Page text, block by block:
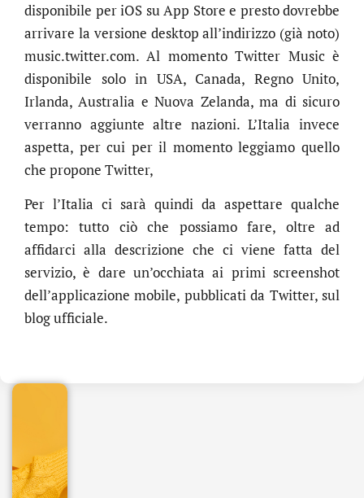
disponibile per iOS su App Store e presto dovrebbe
arrivare la versione desktop all’indirizzo (già noto)
music.twitter.com. Al momento Twitter Music è
disponibile solo in USA, Canada, Regno Unito,
Irlanda, Australia e Nuova Zelanda, ma di sicuro
verranno aggiunte altre nazioni. L’Italia invece
aspetta, per cui per il momento leggiamo quello
che propone Twitter,
Per l’Italia ci sarà quindi da aspettare qualche
tempo: tutto ciò che possiamo fare, oltre ad
affidarci alla descrizione che ci viene fatta del
servizio, è dare un’occhiata ai primi screenshot
dell’applicazione mobile, pubblicati da Twitter, sul
blog ufficiale..online